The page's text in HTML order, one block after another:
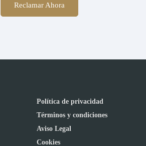
Reclamar Ahora
Política de privacidad
Términos y condiciones
Aviso Legal
Cookies